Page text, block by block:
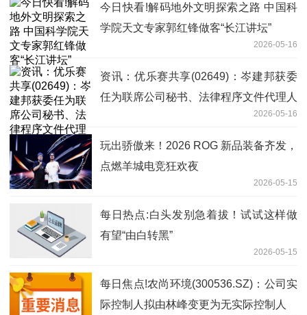
今日快看!解码地外文明探索之路 中国科
学院天文专家郭红锋做客“长江讲坛”
2026-05-16
资讯：优乐赛共享(02649)：岑建邦获委
任为联席公司秘书、法律程序文件代理人
2026-05-16
玩出骄傲来！2026 ROG 新品装备齐发，
点燃羊城电竞狂欢夜
2026-05-15
每日热点:白头发别急着拔！试试这样做
有望“由白转黑”
2026-05-15
每日焦点!农尚环境(300536.SZ)：公司实
际控制人拟由林峰变更为无实际控制人